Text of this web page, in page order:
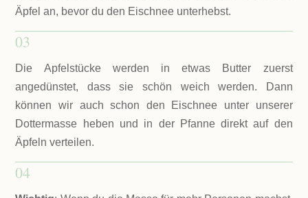
Äpfel an, bevor du den Eischnee unterhebst.
03
Die Apfelstücke werden in etwas Butter zuerst
angedünstet, dass sie schön weich werden. Dann
können wir auch schon den Eischnee unter unserer
Dottermasse heben und in der Pfanne direkt auf den
Äpfeln verteilen.
04